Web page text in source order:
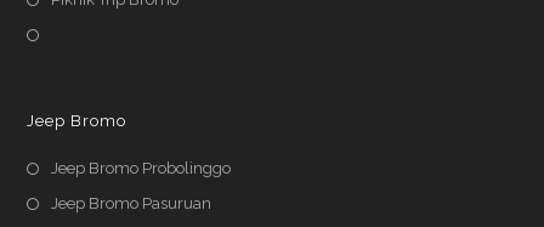
Jeep Bromo
Jeep Bromo Probolinggo
Jeep Bromo Pasuruan